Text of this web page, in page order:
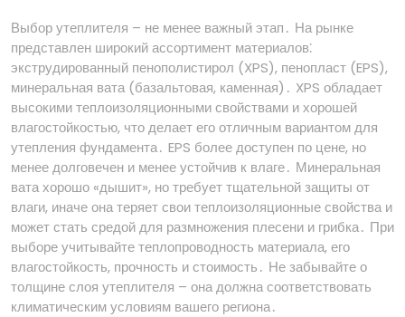
Выбор утеплителя – не менее важный этап․ На рынке
представлен широкий ассортимент материалов⁚
экструдированный пенополистирол (XPS), пенопласт (EPS),
минеральная вата (базальтовая, каменная)․ XPS обладает
высокими теплоизоляционными свойствами и хорошей
влагостойкостью, что делает его отличным вариантом для
утепления фундамента․ EPS более доступен по цене, но
менее долговечен и менее устойчив к влаге․ Минеральная
вата хорошо «дышит», но требует тщательной защиты от
влаги, иначе она теряет свои теплоизоляционные свойства и
может стать средой для размножения плесени и грибка․ При
выборе учитывайте теплопроводность материала, его
влагостойкость, прочность и стоимость․ Не забывайте о
толщине слоя утеплителя – она должна соответствовать
климатическим условиям вашего региона․